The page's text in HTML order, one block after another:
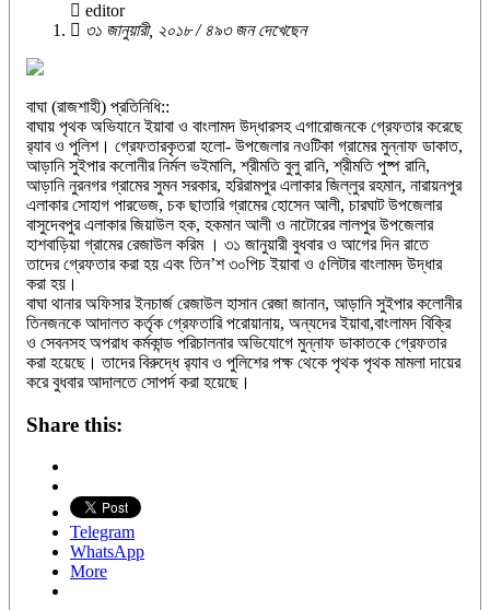
editor
৩১ জানুয়ারী, ২০১৮ / ৪৯৩ জন দেখেছেন
বাঘা (রাজশাহী) প্রতিনিধি::
বাঘায় পৃথক অভিযানে ইয়াবা ও বাংলামদ উদ্ধারসহ এগারোজনকে গ্রেফতার করেছে
র‌্যাব ও পুলিশ। গ্রেফতারকৃতরা হলো- উপজেলার নওটিকা গ্রামের মুন্নাফ ডাকাত,
আড়ানি সুইপার কলোনীর নির্মল ভইমালি, শ্রীমতি বুলু রানি, শ্রীমতি পুষ্প রানি,
আড়ানি নুরনগর গ্রামের সুমন সরকার, হরিরামপুর এলাকার জিল্লুর রহমান, নারায়নপুর
এলাকার সোহাগ পারভেজ, চক ছাতারি গ্রামের হোসেন আলী, চারঘাট উপজেলার
বাসুদেবপুর এলাকার জিয়াউল হক, হকমান আলী ও নাটোরের লালপুর উপজেলার
হাশবাড়িয়া গ্রামের রেজাউল করিম । ৩১ জানুয়ারী বুধবার ও আগের দিন রাতে
তাদের গ্রেফতার করা হয় এবং তিন’শ ৩০পিচ ইয়াবা ও ৫লিটার বাংলামদ উদ্ধার
করা হয়।
বাঘা থানার অফিসার ইনচার্জ রেজাউল হাসান রেজা জানান, আড়ানি সুইপার কলোনীর
তিনজনকে আদালত কর্তৃক গ্রেফতারি পরোয়ানায়, অন্যদের ইয়াবা,বাংলামদ বিক্রি
ও সেবনসহ অপরাধ কর্মকান্ড পরিচালনার অভিযোগে মুন্নাফ ডাকাতকে গ্রেফতার
করা হয়েছে। তাদের বিরুদ্ধে র‌্যাব ও পুলিশের পক্ষ থেকে পৃথক পৃথক মামলা দায়ের
করে বুধবার আদালতে সোপর্দ করা হয়েছে।
Share this:
Telegram
WhatsApp
More